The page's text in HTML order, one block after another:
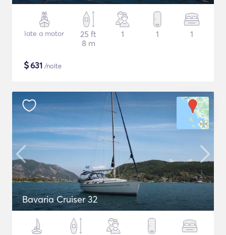
Iate a motor
25 ft
8 m
1 1 1
$631 /noite
Bavaria Cruiser 32